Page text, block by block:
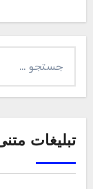
برای:
تبلیغات